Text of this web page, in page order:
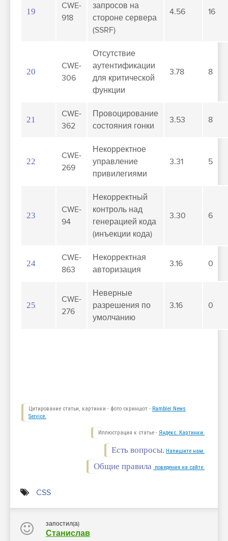
19
CWE-
918
запросов на
стороне сервера
(SSRF)
4.56 16
20
CWE-
306
Отсутствие
аутентификации
для критической
функции
3.78 8
21
CWE-
362
Провоцирование
состояния гонки
3.53 8
22
CWE-
269
Некорректное
управление
привилегиями
3.31 5
23
CWE-
94
Некорректный
контроль над
генерацией кода
(инъекции кода)
3.30 6
24
CWE-
863
Некорректная
авторизация
3.16 0
25
CWE-
276
Неверные
разрешения по
умолчанию
3.16 0
Цитирование статьи, картинки - фото скриншот - Rambler News
Service.
Иллюстрация к статье - Яндекс. Картинки.
Есть вопросы. Напишите нам.
Общие правила поведения на сайте.
CSS
запостил(а)
Станислав